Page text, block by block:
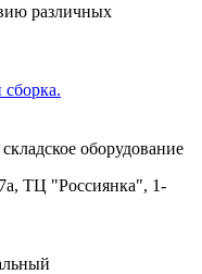
различных
сборка.
оборудование
ТЦ "Россиянка", 1-